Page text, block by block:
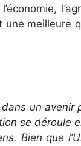
un
se
Bien que